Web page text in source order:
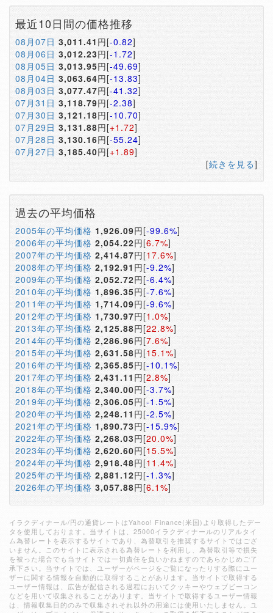
最近10日間の価格推移
08月07日 3,011.41 円[-0.82]
08月06日 3,012.23円[-1.72]
08月05日 3,013.95円[-49.69]
08月04日 3,063.64円[-13.83]
08月03日 3,077.47円[-41.32]
07月31日 3,118.79円[-2.38]
07月30日 3,121.18円[-10.70]
07月29日 3,131.88円[+1.72]
07月28日 3,130.16円[-55.24]
07月27日 3,185.40円[+1.89]
[続きを見る]
過去の平均価格
2005年の平均価格 1,926.09円[-99.6%]
2006年の平均価格 2,054.22円[6.7%]
2007年の平均価格 2,414.87円[17.6%]
2008年の平均価格 2,192.91 円[-9.2%]
2009年の平均価格 2,052.72円[-6.4%]
2010年の平均価格 1,896.35円[-7.6%]
2011年の平均価格 1,714.09円[-9.6%]
2012年の平均価格 1,730.97円[1.0%]
2013年の平均価格 2,125.88円[22.8%]
2014年の平均価格 2,286.96円[7.6%]
2015年の平均価格 2,631.58円[15.1%]
2016年の平均価格 2,365.85円[-10.1%]
2017年の平均価格 2,431.11 円[2.8%]
2018年の平均価格 2,340.00円[-3.7%]
2019年の平均価格 2,306.05円[-1.5%]
2020年の平均価格 2,248.11 円[-2.5%]
2021年の平均価格 1,890.73円[-15.9%]
2022年の平均価格 2,268.03円[20.0%]
2023年の平均価格 2,620.60円[15.5%]
2024年の平均価格 2,918.48円[11.4%]
2025年の平均価格 2,881.12円[-1.3%]
2026年の平均価格 3,057.88円[6.1%]
イラクディナール/円の通貨レートはYahoo! Finance(米国)より取得したデー
タを使用しております。当サイトは、25000イラクディナールのリアルタイ
ム為替レートを表示するサイトであり、為替取引を推奨するサイトではござ
いません。このサイトに表示される為替レートを利用し、為替取引等で損失
を被った場合でも当サイトでは一切責任を負いかねますのであらかじめご了
承下さい。当サイトでは、ユーザーがページをご覧になったりする際にユー
ザーに関する情報を自動的に取得することがあります。当サイトで取得する
ユーザー情報は、広告が配信される過程においてクッキーやウェブビーコン
などを用いて収集されることがあります。当サイトで取得するユーザー情報
は、情報収集目的のみで収集されそれ以外の用途には使用いたしません。ユ